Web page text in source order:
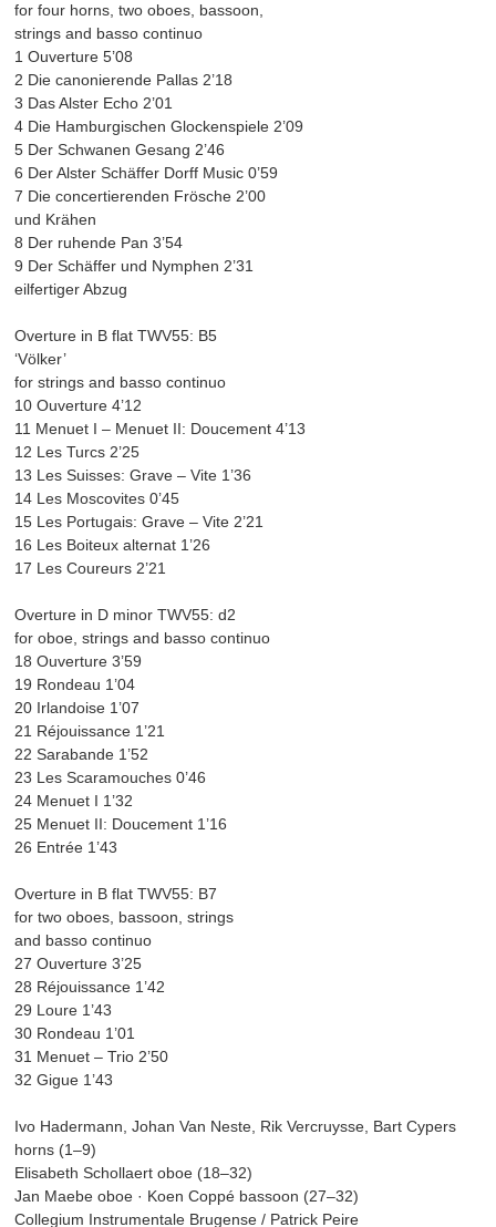
for four horns, two oboes, bassoon,
strings and basso continuo
1 Ouverture 5’08
2 Die canonierende Pallas 2’18
3 Das Alster Echo 2’01
4 Die Hamburgischen Glockenspiele 2’09
5 Der Schwanen Gesang 2’46
6 Der Alster Schäffer Dorff Music 0’59
7 Die concertierenden Frösche 2’00
und Krähen
8 Der ruhende Pan 3’54
9 Der Schäffer und Nymphen 2’31
eilfertiger Abzug
Overture in B flat TWV55: B5
‘Völker’
for strings and basso continuo
10 Ouverture 4’12
11 Menuet I – Menuet II: Doucement 4’13
12 Les Turcs 2’25
13 Les Suisses: Grave – Vite 1’36
14 Les Moscovites 0’45
15 Les Portugais: Grave – Vite 2’21
16 Les Boiteux alternat 1’26
17 Les Coureurs 2’21
Overture in D minor TWV55: d2
for oboe, strings and basso continuo
18 Ouverture 3’59
19 Rondeau 1’04
20 Irlandoise 1’07
21 Réjouissance 1’21
22 Sarabande 1’52
23 Les Scaramouches 0’46
24 Menuet I 1’32
25 Menuet II: Doucement 1’16
26 Entrée 1’43
Overture in B flat TWV55: B7
for two oboes, bassoon, strings
and basso continuo
27 Ouverture 3’25
28 Réjouissance 1’42
29 Loure 1’43
30 Rondeau 1’01
31 Menuet – Trio 2’50
32 Gigue 1’43
Ivo Hadermann, Johan Van Neste, Rik Vercruysse, Bart Cypers
horns (1–9)
Elisabeth Schollaert oboe (18–32)
Jan Maebe oboe · Koen Coppé bassoon (27–32)
Collegium Instrumentale Brugense / Patrick Peire